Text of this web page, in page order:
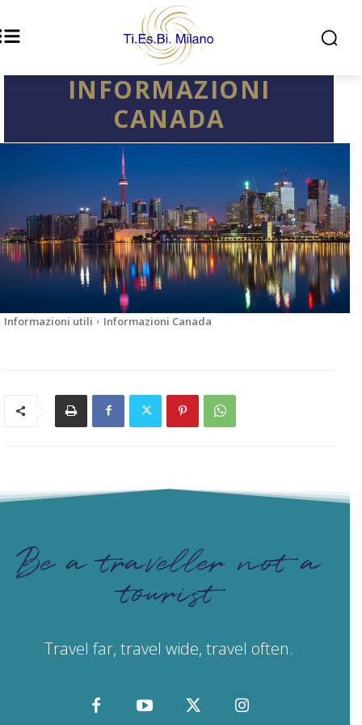
INFORMAZIONI
CANADA
Informazioni utili Informazioni Canada
Be a traveller not a
tourist
Travel far, travel wide, travel often.